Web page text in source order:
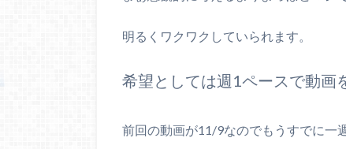
明るくワクワクしていられます。
希望としては週1ペースで動画
前回の動画が11/9なのでもうすでに一